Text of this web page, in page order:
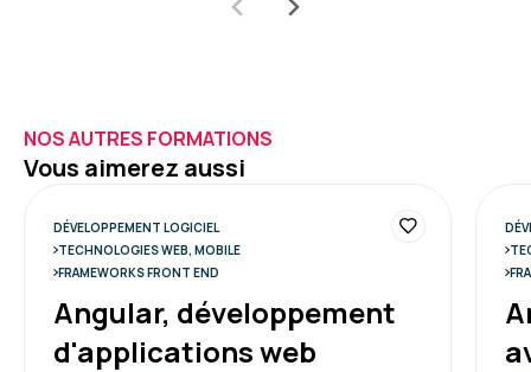
NOS AUTRES FORMATIONS
Vous aimerez aussi
DÉVELOPPEMENT LOGICIEL
TECHNOLOGIES WEB, MOBILE
FRAMEWORKS FRONT END
Angular, développement
d'applications web